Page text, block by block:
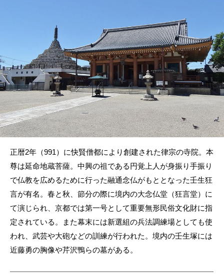
正暦2年（991）に快賢僧都により創建された律宗の寺院。本
尊は延命地蔵菩薩。中興の祖である円覚上人が身振り手振り
で仏教を広めるために行った融通念仏がもととなった壬生狂
言が有名。春と秋、節分の際に境内の大念仏堂（狂言堂）に
て演じられ、京都では第一号として重要無形民俗文化財に指
定されている。また幕末には新選組の兵法調練場としても使
われ、武芸や大砲などの訓練が行われた。境内の壬生塚には
近藤勇の胸像や芹沢鴨らの墓がある。